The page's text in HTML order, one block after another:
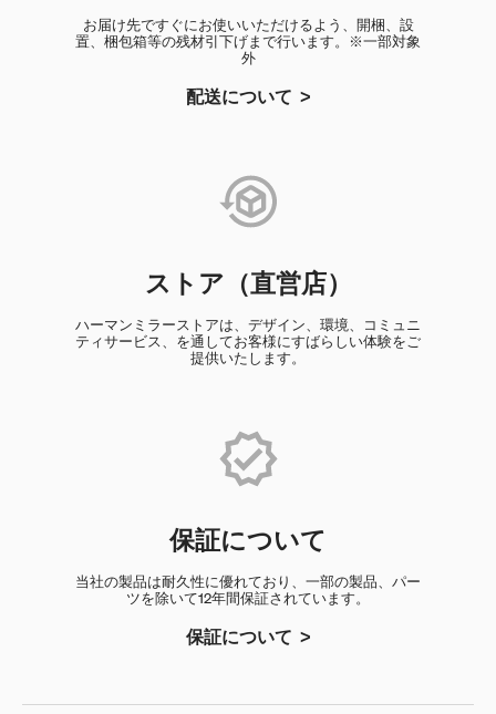
お届け先ですぐにお使いいただけるよう、開梱、設
置、梱包箱等の残材引下げまで行います。※一部対象
外
配送について
ストア（直営店）
ハーマンミラーストアは、デザイン、環境、コミュニ
ティサービス、を通してお客様にすばらしい体験をご
提供いたします。
保証について
当社の製品は耐久性に優れており、一部の製品、パー
ツを除いて12年間保証されています。
保証について